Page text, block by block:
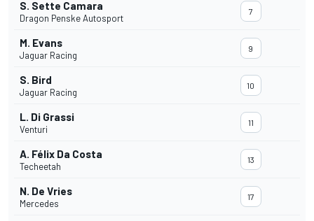
S. Sette Camara
Dragon Penske Autosport
7
M. Evans
Jaguar Racing
9
S. Bird
Jaguar Racing
10
L. Di Grassi
Venturi
11
A. Félix Da Costa
Techeetah
13
N. De Vries
Mercedes
17